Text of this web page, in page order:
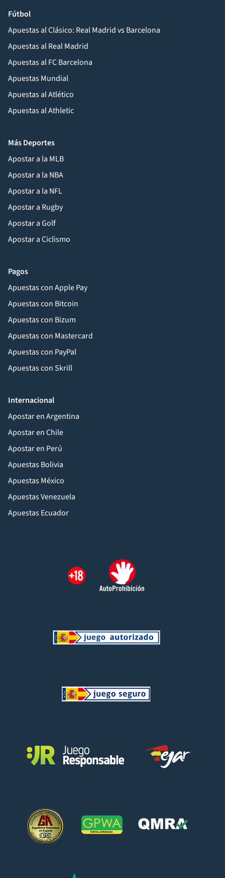
Fútbol
Apuestas al Clásico: Real Madrid vs Barcelona
Apuestas al Real Madrid
Apuestas al FC Barcelona
Apuestas Mundial
Apuestas al Atlético
Apuestas al Athletic
Más Deportes
Apostar a la MLB
Apostar a la NBA
Apostar a la NFL
Apostar a Rugby
Apostar a Golf
Apostar a Ciclismo
Pagos
Apuestas con Apple Pay
Apuestas con Bitcoin
Apuestas con Bizum
Apuestas con Mastercard
Apuestas con PayPal
Apuestas con Skrill
Internacional
Apostar en Argentina
Apostar en Chile
Apostar en Perú
Apuestas Bolivia
Apuestas México
Apuestas Venezuela
Apuestas Ecuador